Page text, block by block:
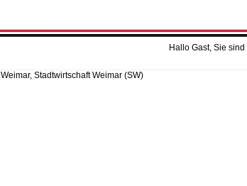
Hallo Gast, Sie
Weimar, Stadtwirtschaft Weimar (SW)